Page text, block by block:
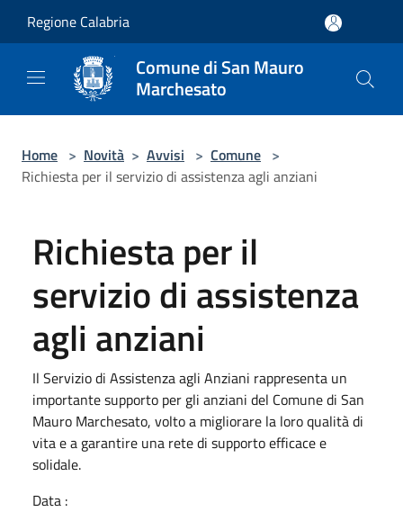
Regione Calabria
Comune di San Mauro
Marchesato
Home > Novità > Avvisi > Comune >
Richiesta per il servizio di assistenza agli anziani
Richiesta per il
servizio di assistenza
agli anziani
Il Servizio di Assistenza agli Anziani rappresenta un
importante supporto per gli anziani del Comune di San
Mauro Marchesato, volto a migliorare la loro qualità di
vita e a garantire una rete di supporto efficace e
solidale.
Data :